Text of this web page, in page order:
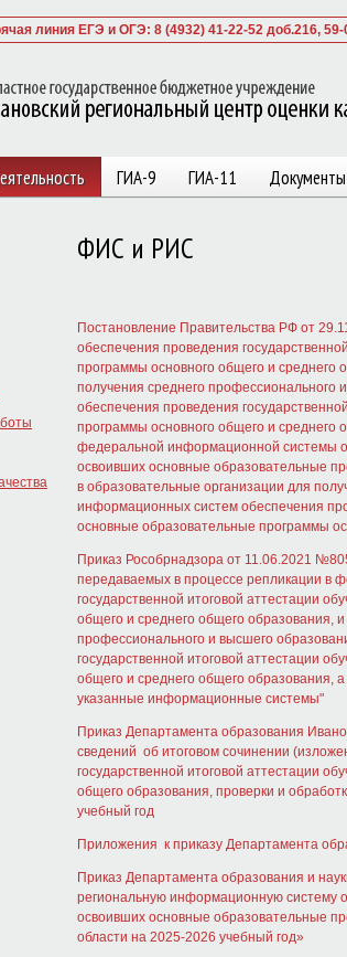
линия ЕГЭ и ОГЭ: 8 (4932) 41-22-52 доб.216, 59-
ГИА-9 ГИА-11 Документы
ФИС и РИС
Постановление Правительства РФ от
обеспечения проведения
программы основного общего и среднего
получения среднего
обеспечения проведения
программы основного общего и
федеральной информационной системы
освоивших основные образовательные
в образовательные организации для
информационных систем обеспечения
основные образовательные программы
Приказ Рособрнадзора от 11.06.2021
передаваемых в процессе репликации в
государственной итоговой аттестации
общего и среднего общего образования,
профессионального и высшего
государственной итоговой аттестации
общего и среднего общего образования,
указанные информационные системы"
Приказ Департамента образования
сведений об итоговом сочинении
государственной итоговой аттестации
общего образования, проверки и
учебный год
Приложения к приказу Департамента
Приказ Департамента образования и
региональную информационную систему
освоивших основные образовательные
области на 2025-2026 учебный год»